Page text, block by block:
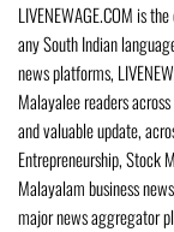
LIVENEWAGE.COM is
any South Indian
news platforms,
Malayalee readers
and valuable update,
Entrepreneurship, Stock
Malayalam business
major news aggregator